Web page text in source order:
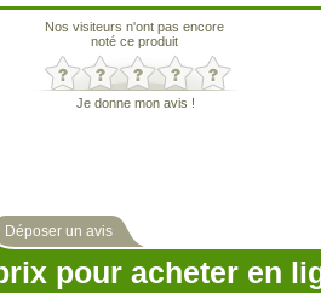
Nos visiteurs n'ont pas encore
noté ce produit
Je donne mon avis !
Déposer un avis
pour acheter en